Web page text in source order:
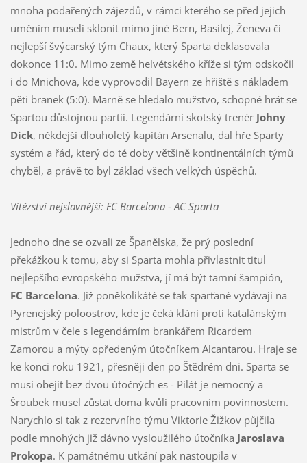
mnoha podařených zájezdů, v rámci kterého se před jejich
uměním museli sklonit mimo jiné Bern, Basilej, Ženeva či
nejlepší švýcarský tým Chaux, který Sparta deklasovala
dokonce 11:0. Mimo země helvétského kříže si tým odskočil
i do Mnichova, kde vyprovodil Bayern ze hřiště s nákladem
pěti branek (5:0). Marně se hledalo mužstvo, schopné hrát se
Spartou důstojnou partii. Legendární skotský trenér Johny
Dick, někdejší dlouholetý kapitán Arsenalu, dal hře Sparty
systém a řád, který do té doby většině kontinentálních týmů
chyběl, a právě to byl základ všech velkých úspěchů.
Vítězství nejslavnější: FC Barcelona - AC Sparta
Jednoho dne se ozvali ze Španělska, že prý poslední
překážkou k tomu, aby si Sparta mohla přivlastnit titul
nejlepšího evropského mužstva, jí má být tamní šampión,
FC Barcelona. Již poněkolikáté se tak sparťané vydávají na
Pyrenejský poloostrov, kde je čeká klání proti katalánským
mistrům v čele s legendárním brankářem Ricardem
Zamorou a mýty opředeným útočníkem Alcantarou. Hraje se
ke konci roku 1921, přesněji den po Štědrém dni. Sparta se
musí obejít bez dvou útočných es - Pilát je nemocný a
Šroubek musel zůstat doma kvůli pracovním povinnostem.
Narychlo si tak z rezervního týmu Viktorie Žižkov půjčila
podle mnohých již dávno vysloužilého útočníka Jaroslava
Prokopa. K památnému utkání pak nastoupila v